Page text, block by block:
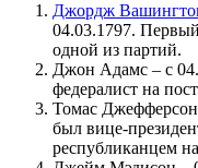
Джордж
04.03.1797.
одной из партий.
Джон Адамс – с
федералист на
Томас
был вице-
республиканцем